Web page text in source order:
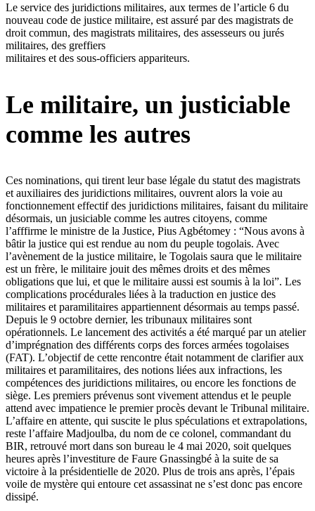
Le service des juridictions militaires, aux termes de l’article 6 du
nouveau code de justice militaire, est assuré par des magistrats de
droit commun, des magistrats militaires, des assesseurs ou jurés
militaires, des greffiers
militaires et des sous-officiers appariteurs.
Le militaire, un justiciable
comme les autres
Ces nominations, qui tirent leur base légale du statut des magistrats
et auxiliaires des juridictions militaires, ouvrent alors la voie au
fonctionnement effectif des juridictions militaires, faisant du militaire
désormais, un jusiciable comme les autres citoyens, comme
l’afffirme le ministre de la Justice, Pius Agbétomey : “Nous avons à
bâtir la justice qui est rendue au nom du peuple togolais. Avec
l’avènement de la justice militaire, le Togolais saura que le militaire
est un frère, le militaire jouit des mêmes droits et des mêmes
obligations que lui, et que le militaire aussi est soumis à la loi”. Les
complications procédurales liées à la traduction en justice des
militaires et paramilitaires appartiennent désormais au temps passé.
Depuis le 9 octobre dernier, les tribunaux militaires sont
opérationnels. Le lancement des activités a été marqué par un atelier
d’imprégnation des différents corps des forces armées togolaises
(FAT). L’objectif de cette rencontre était notamment de clarifier aux
militaires et paramilitaires, des notions liées aux infractions, les
compétences des juridictions militaires, ou encore les fonctions de
siège. Les premiers prévenus sont vivement attendus et le peuple
attend avec impatience le premier procès devant le Tribunal militaire.
L’affaire en attente, qui suscite le plus spéculations et extrapolations,
reste l’affaire Madjoulba, du nom de ce colonel, commandant du
BIR, retrouvé mort dans son bureau le 4 mai 2020, soit quelques
heures après l’investiture de Faure Gnassingbé à la suite de sa
victoire à la présidentielle de 2020. Plus de trois ans après, l’épais
voile de mystère qui entoure cet assassinat ne s’est donc pas encore
dissipé.